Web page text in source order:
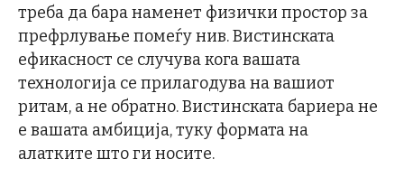
треба да бара наменет физички простор за
префрлување помеѓу нив. Вистинската
ефикасност се случува кога вашата
технологија се прилагодува на вашиот
ритам, а не обратно. Вистинската бариера не
е вашата амбиција, туку формата на
алатките што ги носите.